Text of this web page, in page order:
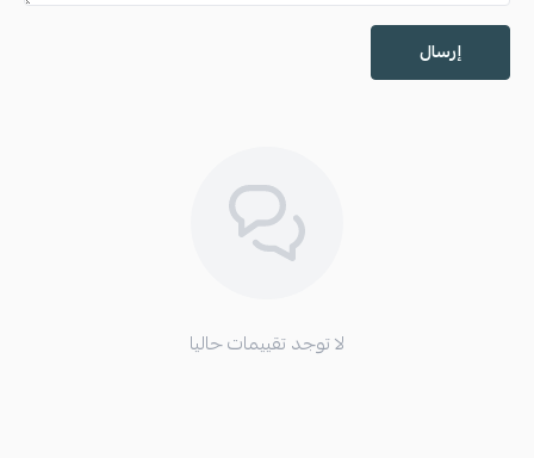
إرسال
لا توجد تقييمات حاليا